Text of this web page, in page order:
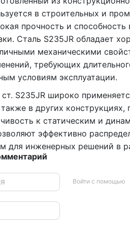
в строительных и
прочность и
Сталь S235JR обладает
механическими
требующих
условиям эксплуатации.
S235JR широко
в других конструкциях,
к статическим и
эффективно
для инженерных решений в
Войти с помощью